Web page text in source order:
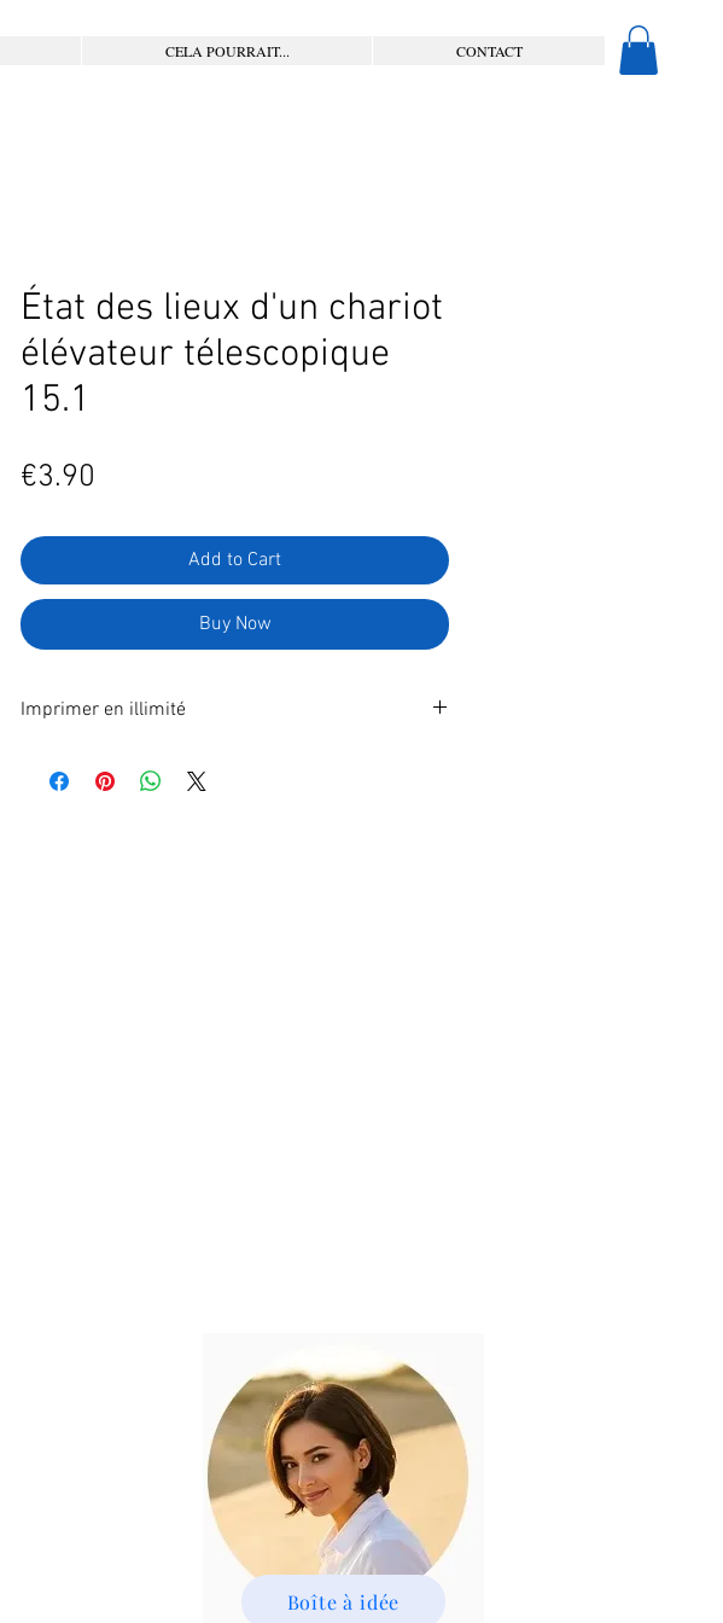
CELA POURRAIT... CONTACT
État des lieux d'un chariot
élévateur télescopique
15.1
€3.90
Add to Cart
Buy Now
Imprimer en illimité
poste.
Boîte à idée